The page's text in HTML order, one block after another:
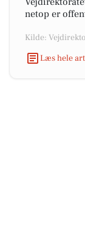
netop er
Kilde:
Læs hele